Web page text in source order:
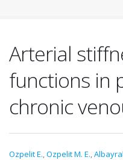
Arterial
functions in
chronic
Ozpelit E.,Ozpelit M. E.,